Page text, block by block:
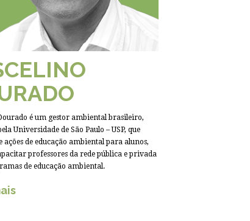
é um gestor ambiental brasileiro,
Universidade de São Paulo – USP, que
ações de educação ambiental para alunos,
professores da rede pública e privada
de educação ambiental.